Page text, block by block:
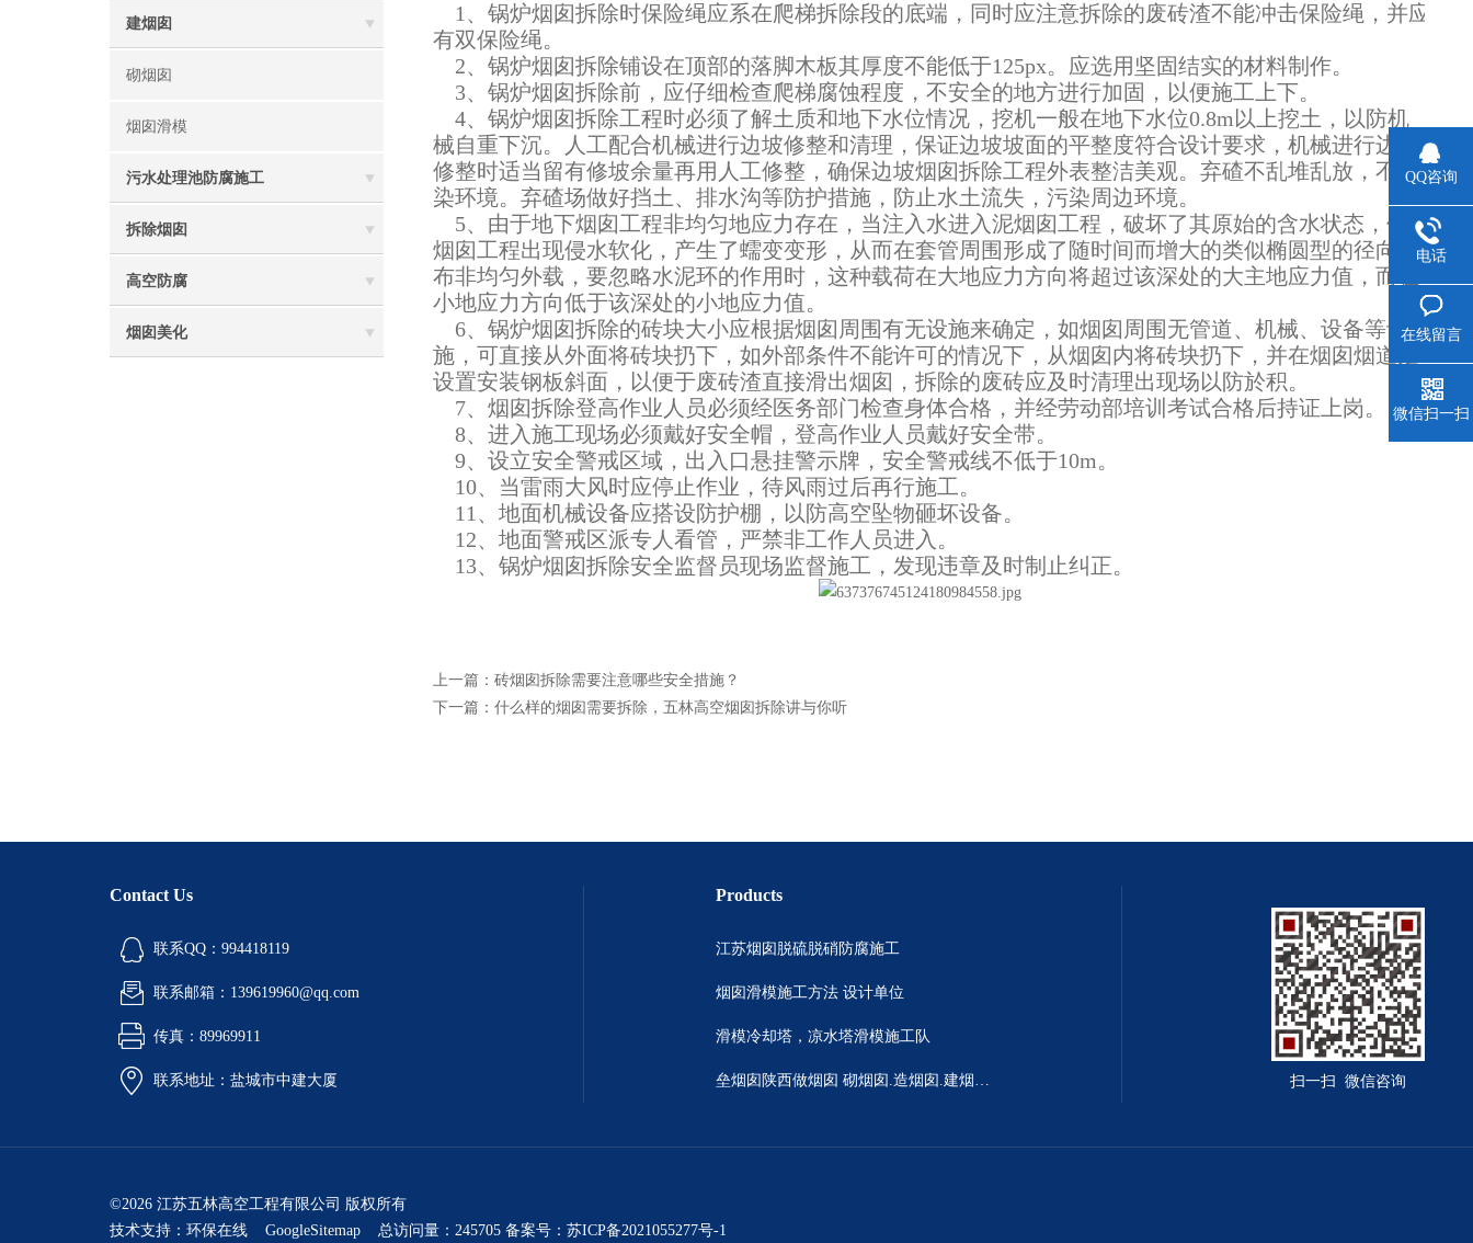
建烟囱
砌烟囱
烟囱滑模
污水处理池防腐施工
拆除烟囱
高空防腐
烟囱美化
1、锅炉烟囱拆除时保险绳应系在爬梯拆除段的底端，同时应注意拆除的废砖渣不能冲击保险绳，并应
有双保险绳。
2、锅炉烟囱拆除铺设在顶部的落脚木板其厚度不能低于125px。应选用坚固结实的材料制作。
3、锅炉烟囱拆除前，应仔细检查爬梯腐蚀程度，不安全的地方进行加固，以便施工上下。
4、锅炉烟囱拆除工程时必须了解土质和地下水位情况，挖机一般在地下水位0.8m以上挖土，以防机
械自重下沉。人工配合机械进行边坡修整和清理，保证边坡坡面的平整度符合设计要求，机械进行边坡
修整时适当留有修坡余量再用人工修整，确保边坡烟囱拆除工程外表整洁美观。弃碴不乱堆乱放，不污
染环境。弃碴场做好挡土、排水沟等防护措施，防止水土流失，污染周边环境。
5、由于地下烟囱工程非均匀地应力存在，当注入水进入泥烟囱工程，破坏了其原始的含水状态，使泥
烟囱工程出现侵水软化，产生了蠕变变形，从而在套管周围形成了随时间而增大的类似椭圆型的径向分
布非均匀外载，要忽略水泥环的作用时，这种载荷在大地应力方向将超过该深处的大主地应力值，而在
小地应力方向低于该深处的小地应力值。
6、锅炉烟囱拆除的砖块大小应根据烟囱周围有无设施来确定，如烟囱周围无管道、机械、设备等设
施，可直接从外面将砖块扔下，如外部条件不能许可的情况下，从烟囱内将砖块扔下，并在烟囱烟道处
设置安装钢板斜面，以便于废砖渣直接滑出烟囱，拆除的废砖应及时清理出现场以防於积。
7、烟囱拆除登高作业人员必须经医务部门检查身体合格，并经劳动部培训考试合格后持证上岗。
8、进入施工现场必须戴好安全帽，登高作业人员戴好安全带。
9、设立安全警戒区域，出入口悬挂警示牌，安全警戒线不低于10m。
10、当雷雨大风时应停止作业，待风雨过后再行施工。
11、地面机械设备应搭设防护棚，以防高空坠物砸坏设备。
12、地面警戒区派专人看管，严禁非工作人员进入。
13、锅炉烟囱拆除安全监督员现场监督施工，发现违章及时制止纠正。
上一篇： 砖烟囱拆除需要注意哪些安全措施？
下一篇： 什么样的烟囱需要拆除，五林高空烟囱拆除讲与你听
Contact Us
联系QQ：994418119
联系邮箱：139619960@qq.com
传真：89969911
联系地址：盐城市中建大厦
Products
江苏烟囱脱硫脱硝防腐施工
烟囱滑模施工方法 设计单位
滑模冷却塔，凉水塔滑模施工队
垒烟囱陕西做烟囱 砌烟囱.造烟囱.建烟囱公司 扫一扫 微信咨询
©2026 江苏五林高空工程有限公司 版权所有
技术支持： 环保在线 GoogleSitemap 总访问量：245705 备案号： 苏ICP备2021055277号-1
QQ咨询
电话
在线留言
微信扫一扫